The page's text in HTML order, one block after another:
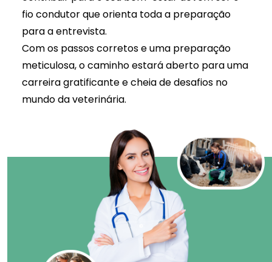
fio condutor que orienta toda a preparação
para a entrevista.
Com os passos corretos e uma preparação
meticulosa, o caminho estará aberto para uma
carreira gratificantee cheia de desafios no
mundo da veterinária.